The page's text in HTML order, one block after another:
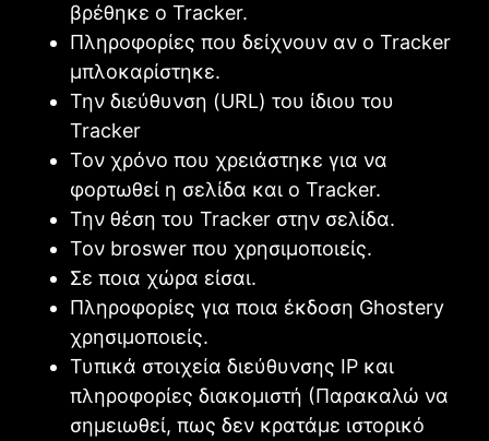
βρέθηκε ο Tracker.
Πληροφορίες που δείχνουν αν ο Tracker
μπλοκαρίστηκε.
Την διεύθυνση (URL) του ίδιου του
Tracker
Τον χρόνο που χρειάστηκε για να
φορτωθεί η σελίδα και ο Tracker.
Την θέση του Tracker στην σελίδα.
Τον broswer που χρησιμοποιείς.
Σε ποια χώρα είσαι.
Πληροφορίες για ποια έκδοση Ghostery
χρησιμοποιείς.
Τυπικά στοιχεία διεύθυνσης IP και
πληροφορίες διακομιστή (Παρακαλώ να
σημειωθεί, πως δεν κρατάμε ιστορικό